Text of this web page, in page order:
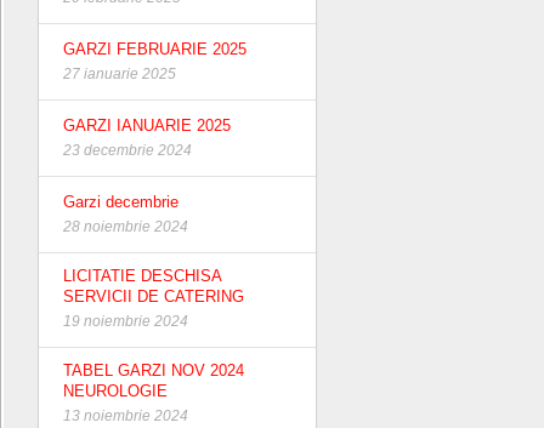
GARZI FEBRUARIE 2025
27 ianuarie 2025
GARZI IANUARIE 2025
23 decembrie 2024
Garzi decembrie
28 noiembrie 2024
LICITATIE DESCHISA
SERVICII DE CATERING
19 noiembrie 2024
TABEL GARZI NOV 2024
NEUROLOGIE
13 noiembrie 2024